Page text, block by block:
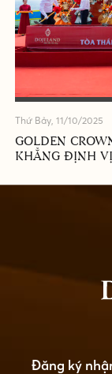
Thứ Bảy, 11/10/2025
GOLDEN
KHẲNG ĐỊNH
Đăng ký